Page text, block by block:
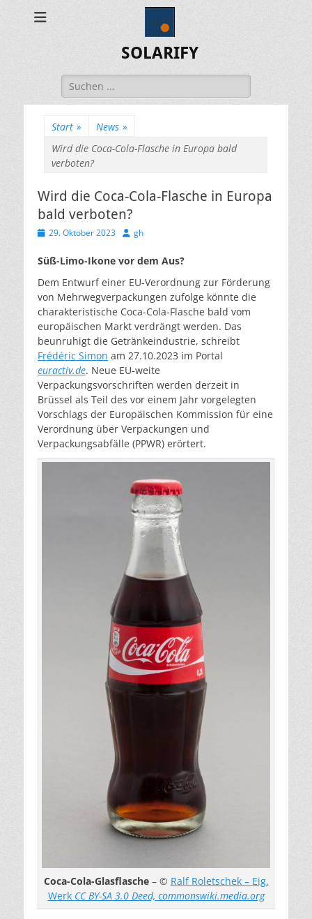
SOLARIFY
Suchen
nach:
Start » News »
Wird die Coca-Cola-Flasche in Europa bald
verboten?
Wird die Coca-Cola-Flasche in Europa
bald verboten?
Veröffentlicht
29. Oktober 2023 Autor
gh
Süß-Limo-Ikone vor dem Aus?
Dem Entwurf einer EU-Verordnung zur Förderung
von Mehrwegverpackungen zufolge könnte die
charakteristische Coca-Cola-Flasche bald vom
europäischen Markt verdrängt werden. Das
beunruhigt die Getränkeindustrie, schreibt
Frédéric Simon am 27.10.2023 im Portal
euractiv.de. Neue EU-weite
Verpackungsvorschriften werden derzeit in
Brüssel als Teil des vor einem Jahr vorgelegten
Vorschlags der Europäischen Kommission für eine
Verordnung über Verpackungen und
Verpackungsabfälle (PPWR) erörtert.
Coca-Cola-Glasflasche– © Ralf Roletschek – Eig.
Werk CC BY-SA 3.0 Deed, commonswiki.media.org